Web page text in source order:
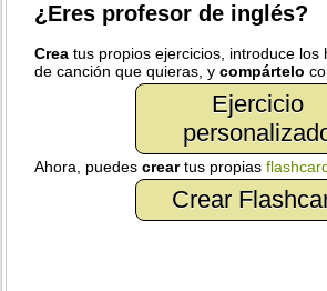
¿Eres profesor de inglés?
Crea tus propios ejercicios, introduce los
de canción que quieras, ycompártelo
Ejercicio
Ahora, puedescreartus propias
Crear